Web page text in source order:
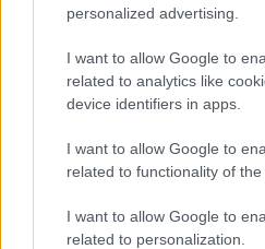
personalized advertising.
I want to allow Google to
related to analytics like
device identifiers in apps.
I want to allow Google to
related to functionality of the
I want to allow Google to
related to personalization.